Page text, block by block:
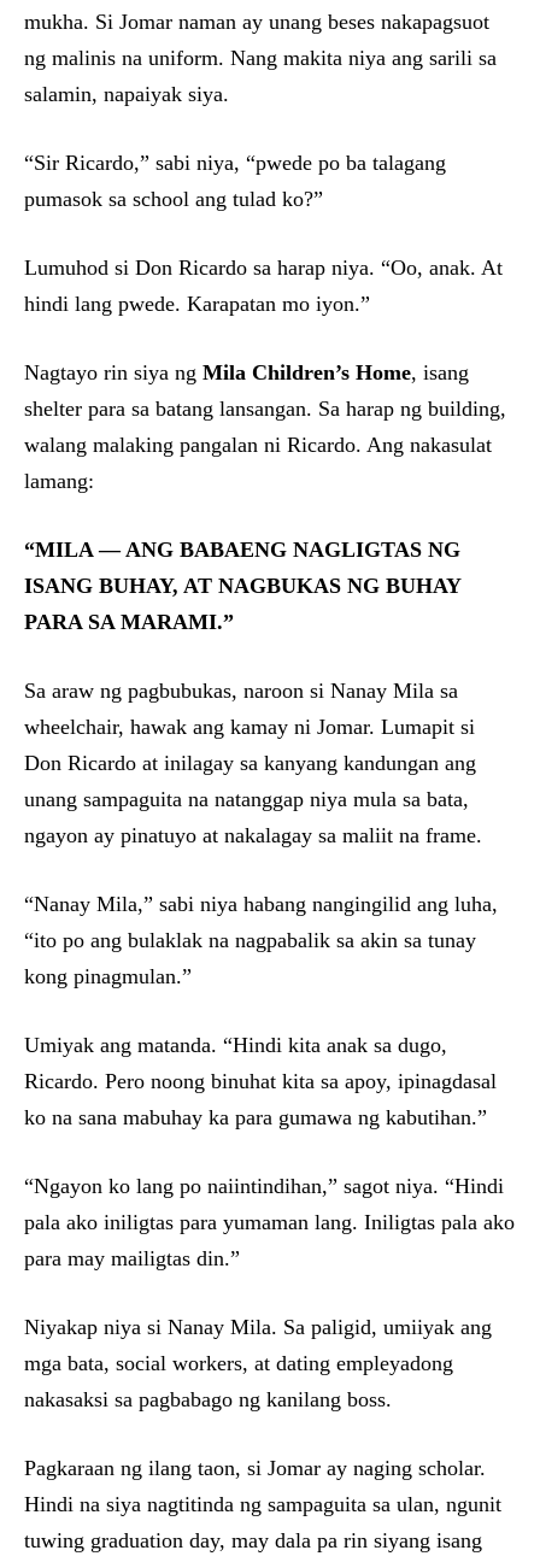
mukha. Si Jomar naman ay unang beses nakapagsuot
ng malinis na uniform. Nang makita niya ang sarili sa
salamin, napaiyak siya.
“Sir Ricardo,” sabi niya, “pwede po ba talagang
pumasok sa school ang tulad ko?”
Lumuhod si Don Ricardo sa harap niya. “Oo, anak. At
hindi lang pwede. Karapatan mo iyon.”
Nagtayo rin siya ng Mila Children’s Home, isang
shelter para sa batang lansangan. Sa harap ng building,
walang malaking pangalan ni Ricardo. Ang nakasulat
lamang:
“MILA — ANG BABAENG NAGLIGTAS NG
ISANG BUHAY, AT NAGBUKAS NG BUHAY
PARA SA MARAMI.”
Sa araw ng pagbubukas, naroon si Nanay Mila sa
wheelchair, hawak ang kamay ni Jomar. Lumapit si
Don Ricardo at inilagay sa kanyang kandungan ang
unang sampaguita na natanggap niya mula sa bata,
ngayon ay pinatuyo at nakalagay sa maliit na frame.
“Nanay Mila,” sabi niya habang nangingilid ang luha,
“ito po ang bulaklak na nagpabalik sa akin sa tunay
kong pinagmulan.”
Umiyak ang matanda. “Hindi kita anak sa dugo,
Ricardo. Pero noong binuhat kita sa apoy, ipinagdasal
ko na sana mabuhay ka para gumawa ng kabutihan.”
“Ngayon ko lang po naiintindihan,” sagot niya. “Hindi
pala ako iniligtas para yumaman lang. Iniligtas pala ako
para may mailigtas din.”
Niyakap niya si Nanay Mila. Sa paligid, umiiyak ang
mga bata, social workers, at dating empleyadong
nakasaksi sa pagbabago ng kanilang boss.
Pagkaraan ng ilang taon, si Jomar ay naging scholar.
Hindi na siya nagtitinda ng sampaguita sa ulan, ngunit
tuwing graduation day, may dala pa rin siyang isang